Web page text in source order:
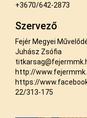
+3670/642-2873
Szervező
Fejér Megyei
Juhász Zsófia
http://
https://
22/313-175